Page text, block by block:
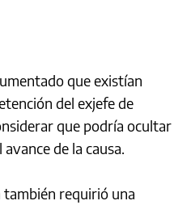
que existían
del exjefe de
que podría ocultar
de la causa.
también requirió una